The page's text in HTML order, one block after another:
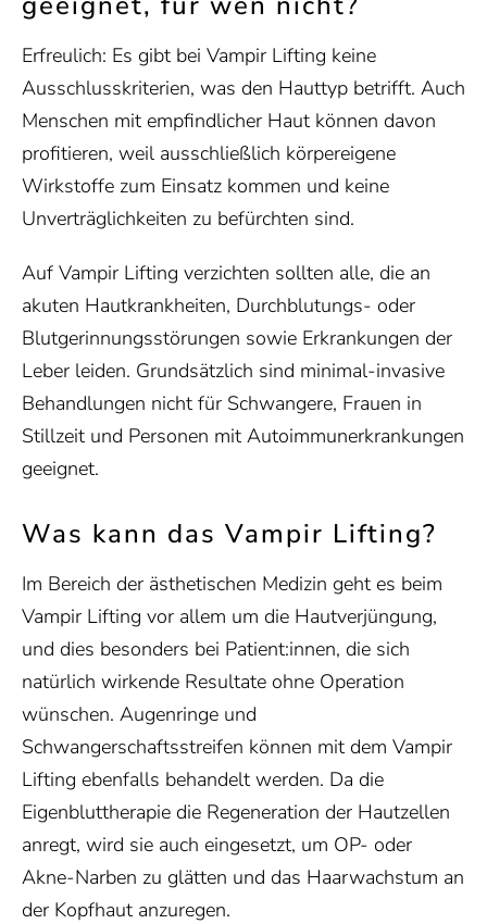
Erfreulich: Es gibt bei Vampir Lifting keine
Ausschlusskriterien, was den Hauttyp betrifft. Auch
Menschen mit empfindlicher Haut können davon
profitieren, weil ausschließlich körpereigene
Wirkstoffe zum Einsatz kommen und keine
Unverträglichkeiten zu befürchten sind.
Auf Vampir Lifting verzichten sollten alle, die an
akuten Hautkrankheiten, Durchblutungs- oder
Blutgerinnungsstörungen sowie Erkrankungen der
Leber leiden. Grundsätzlich sind minimal-invasive
Behandlungen nicht für Schwangere, Frauen in
Stillzeit und Personen mit Autoimmunerkrankungen
geeignet.
Was kann das Vampir Lifting?
Im Bereich der ästhetischen Medizin geht es beim
Vampir Lifting vor allem um die Hautverjüngung,
und dies besonders bei Patient:innen, die sich
natürlich wirkende Resultate ohne Operation
wünschen. Augenringe und
Schwangerschaftsstreifen können mit dem Vampir
Lifting ebenfalls behandelt werden. Da die
Eigenbluttherapie die Regeneration der Hautzellen
anregt, wird sie auch eingesetzt, um OP- oder
Akne-Narben zu glätten und das Haarwachstum an
der Kopfhaut anzuregen.